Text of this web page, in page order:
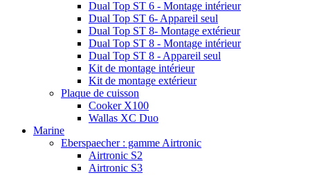
Dual Top ST 6 - Montage intérieur
Dual Top ST 6- Appareil seul
Dual Top ST 8- Montage extérieur
Dual Top ST 8 - Montage intérieur
Dual Top ST 8 - Appareil seul
Kit de montage intérieur
Kit de montage extérieur
Plaque de cuisson
Cooker X100
Wallas XC Duo
Marine
Eberspaecher : gamme Airtronic
Airtronic S2
Airtronic S3